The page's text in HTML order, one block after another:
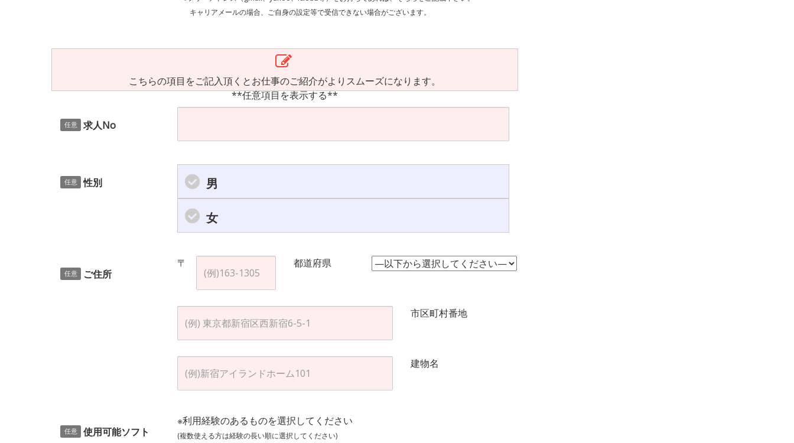
キャリアメールの場合、ご自身の設定等で受信できない場合がございます。
こちらの項目をご記入頂くとお仕事のご紹介がよりスムーズになります。
**任意項目を表示する**
任意 求人No
任意 性別 男
女
任意 ご住所
〒 都道府県
市区町村番地
建物名
任意 使用可能ソフト
※利用経験のあるものを選択してください
(複数使える方は経験の長い順に選択してください)